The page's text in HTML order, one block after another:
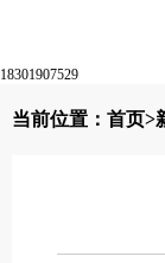
18301907529
当前位置： 首页>